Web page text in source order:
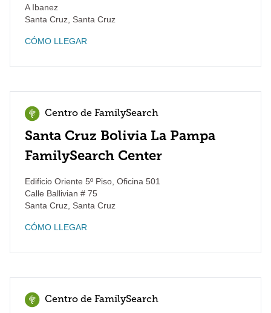
A Ibanez
Santa Cruz Santa Cruz
CÓMO LLEGAR
Centro de FamilySearch
Santa Cruz Bolivia La Pampa
FamilySearch Center
Edificio Oriente 5º Piso, Oficina 501
Calle Ballivian # 75
Santa Cruz Santa Cruz
CÓMO LLEGAR
Centro de FamilySearch